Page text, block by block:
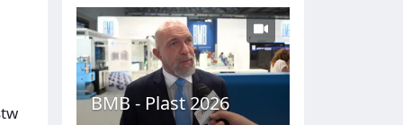
BMB - Plast 2026